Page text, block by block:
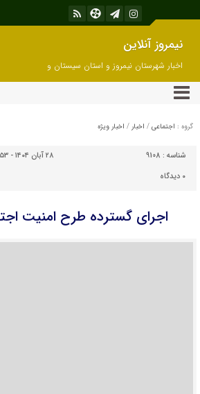
نیمروز آنلاین
اخبار شهرستان نیمروز و استان سیستان و
بلوچستان
گروه : اجتماعی / اخبار / اخبار ویژه
شناسه : 9108
۲۸ آبان ۱۴۰۴ - ۲۲:۵۳
۰ دیدگاه
اجرای گسترده طرح امنیت